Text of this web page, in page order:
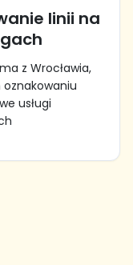
linii na
z Wrocławia,
usługi